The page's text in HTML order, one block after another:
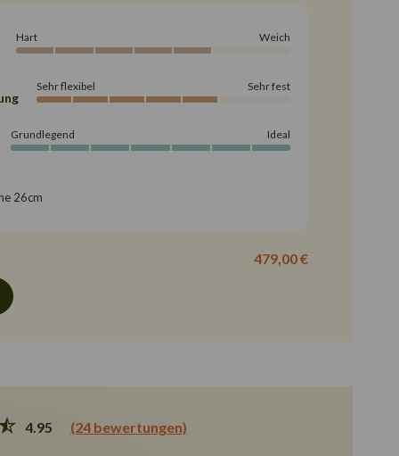
Hart Weich
Sehr flexibel Sehr fest
Grundlegend Ideal
26cm
479,00 €
4.95 (24 bewertungen)